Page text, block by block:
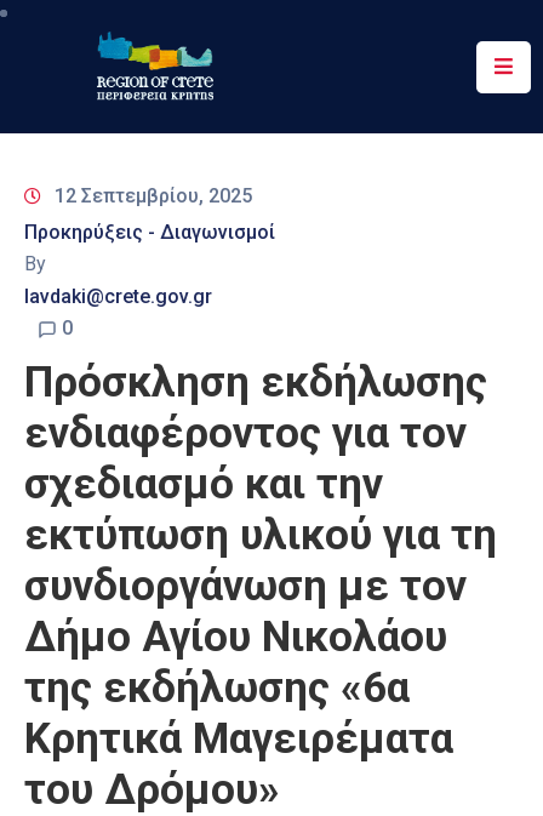
Περιφέρεια
&
Δράσεις
Ψηφιακές
Υπηρεσίες
Επικοινωνία
12 Σεπτεμβρίου, 2025
Προκηρύξεις - Διαγωνισμοί
By
lavdaki@crete.gov.gr
0
Πρόσκληση εκδήλωσης
ενδιαφέροντος για τον
σχεδιασμό και την
εκτύπωση υλικού για τη
συνδιοργάνωση με τον
Δήμο Αγίου Νικολάου
της εκδήλωσης «6α
Κρητικά Μαγειρέματα
του Δρόμου»